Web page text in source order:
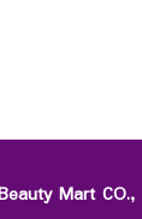
Mart CO.,